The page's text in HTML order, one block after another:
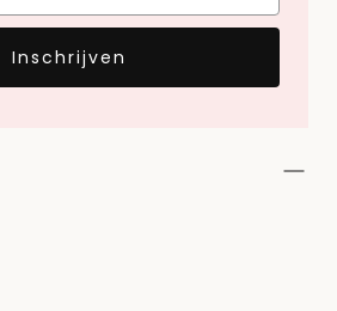
Inschrijven